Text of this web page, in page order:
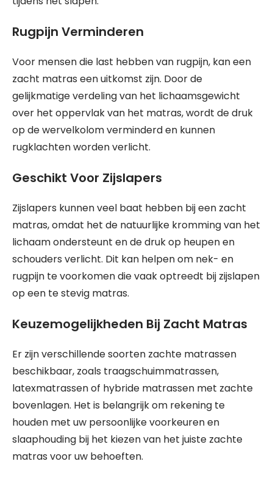
Rugpijn Verminderen
Voor mensen die last hebben van rugpijn, kan een
zacht matras een uitkomst zijn. Door de
gelijkmatige verdeling van het lichaamsgewicht
over het oppervlak van het matras, wordt de druk
op de wervelkolom verminderd en kunnen
rugklachten worden verlicht.
Geschikt Voor Zijslapers
Zijslapers kunnen veel baat hebben bij een zacht
matras, omdat het de natuurlijke kromming van het
lichaam ondersteunt en de druk op heupen en
schouders verlicht. Dit kan helpen om nek- en
rugpijn te voorkomen die vaak optreedt bij zijslapen
op een te stevig matras.
Keuzemogelijkheden Bij Zacht Matras
Er zijn verschillende soorten zachte matrassen
beschikbaar, zoals traagschuimmatrassen,
latexmatrassen of hybride matrassen met zachte
bovenlagen. Het is belangrijk om rekening te
houden met uw persoonlijke voorkeuren en
slaaphouding bij het kiezen van het juiste zachte
matras voor uw behoeften.